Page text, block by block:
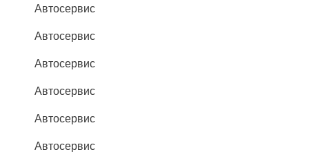
Автосервис
Автосервис
Автосервис
Автосервис
Автосервис
Автосервис